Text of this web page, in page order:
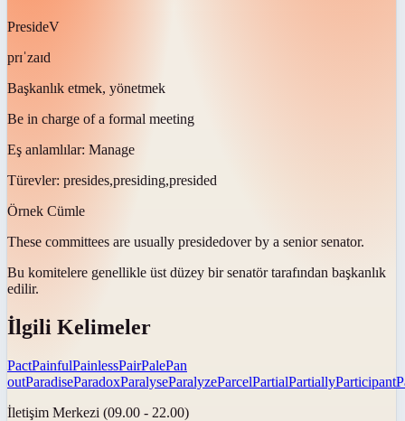
PresideV
prɪˈzaɪd
Başkanlık etmek, yönetmek
Be in charge of a formal meeting
Eş anlamlılar: Manage
Türevler: presides,presiding,presided
Örnek Cümle
These committees are usually presidedover by a senior senator.
Bu komitelere genellikle üst düzey bir senatör tarafından başkanlık
edilir.
İlgili Kelimeler
PactPainfulPainlessPairPalePan
outParadiseParadoxParalyseParalyzeParcelPartialPartiallyParticipant
İletişim Merkezi (09.00 - 22.00)